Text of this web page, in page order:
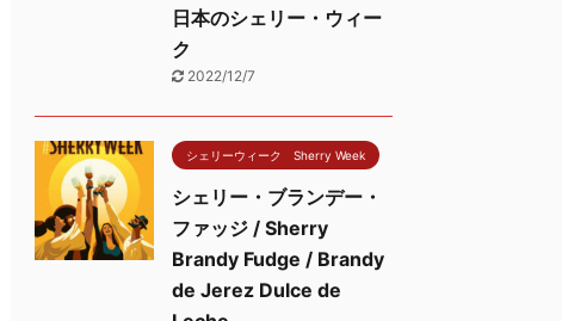
日本のシェリー・ウィー
ク
2022/12/7
シェリーウィーク Sherry Week
シェリー・ブランデー・
ファッジ / Sherry
Brandy Fudge / Brandy
de Jerez Dulce de